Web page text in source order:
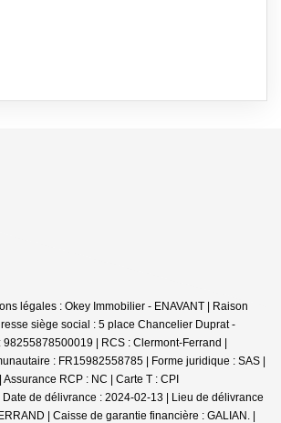
légales : Okey Immobilier - ENAVANT | Raison
siège social : 5 place Chancelier Duprat -
98255878500019 | RCS : Clermont-Ferrand |
: FR15982558785 | Forme juridique : SAS |
RCP : NC | Carte T : CPI
de délivrance : 2024-02-13 | Lieu de délivrance
| Caisse de garantie financière : GALIAN. |